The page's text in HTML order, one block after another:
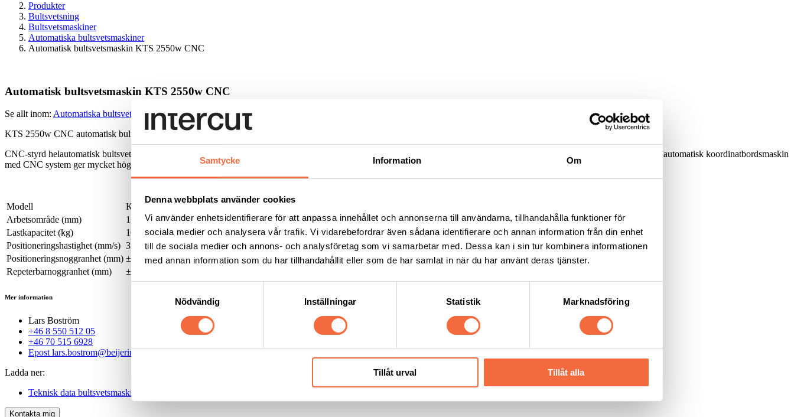
Samtycke Information Om
Denna webbplats använder cookies
Vi använder enhetsidentifierare för att anpassa innehållet och annonserna till användarna, tillhandahålla funktioner för
sociala medier och analysera vår trafik. Vi vidarebefordrar även sådana identifierare och annan information från din enhet
till de sociala medier och annons- och analysföretag som vi samarbetar med. Dessa kan i sin tur kombinera informationen
med annan information som du har tillhandahållit eller som de har samlat in när du har använt deras tjänster.
Nödvändig
Inställningar Statistik Marknadsföring
Tillåt urval Tillåt alla
Produkter
Bultsvetsning
Bultsvetsmaskiner
Automatiska bultsvetsmaskiner
Automatisk bultsvetsmaskin KTS 2550w CNC
Automatisk bultsvetsmaskin KTS 2550w CNC
Se allt inom: Automatiska bultsvetsmaskiner|Bultsvetsmaskiner|Bultsvetsning
KTS 2550w CNC automatisk bultsvetsmaskin från Soyer.
CNC-styrd helautomatisk bultsvetsmaskin. Det finns som standard fyra olika storlekar och axlarna är drivna av servomotorer. Svetshuvudena sitter fästade på en rörlig portal. Helautomatisk koordinatbordsmaskin
med CNC system ger mycket hög precision, produktionskapacitet och säkerhet.
Modell
KTS-2550
Arbetsområde (mm)
1300 x 2550
Lastkapacitet (kg)
100
Positioneringshastighet (mm/s) 320
Positioneringsnoggranhet (mm) ± 0.2
Repeterbarnoggranhet (mm)
± 0.05
Mer information
Lars Boström
+46 8 550 512 05
+46 70 515 6928
Epost lars.bostrom@beijerind.se
Ladda ner:
Teknisk data bultsvetsmaskin KTS 2550w
Kontakta mig